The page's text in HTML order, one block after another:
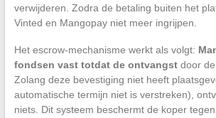
verwijderen. Zodra de betaling buiten het
Vinted en Mangopay niet meer ingrijpen.
Het escrow-mechanisme werkt als volgt:
fondsen vast totdat de ontvangstdoor de
Zolang deze bevestiging niet heeft
automatische termijn niet is verstreken),
niets. Dit systeem beschermt de koper